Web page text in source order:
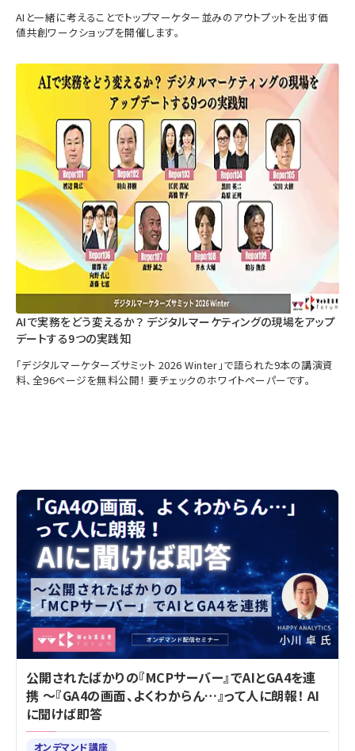
AIと一緒に考えることでトップマーケター並みのアウトプットを出す価
値共創ワークショップを開催します。
AIで実務をどう変えるか？ デジタルマーケティングの現場をアップ
デートする9つの実践知
「デジタルマーケターズサミット 2026 Winter」で語られた9本の講演資
料、全96ページを無料公開！ 要チェックのホワイトペーパーです。
公開されたばかりの『MCPサーバー』でAIとGA4を連
携 ～『GA4の画面、よくわからん…』って人に朗報！ AI
に聞けば即答
オンデマンド講座